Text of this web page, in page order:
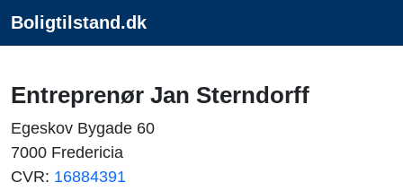
Boligtilstand.dk
Entreprenør Jan Sterndorff
Egeskov Bygade 60
7000 Fredericia
CVR: 16884391